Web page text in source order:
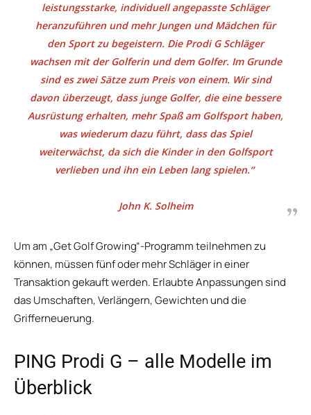
leistungsstarke, individuell angepasste Schläger
heranzuführen und mehr Jungen und Mädchen für
den Sport zu begeistern. Die Prodi G Schläger
wachsen mit der Golferin und dem Golfer. Im Grunde
sind es zwei Sätze zum Preis von einem. Wir sind
davon überzeugt, dass junge Golfer, die eine bessere
Ausrüstung erhalten, mehr Spaß am Golfsport haben,
was wiederum dazu führt, dass das Spiel
weiterwächst, da sich die Kinder in den Golfsport
verlieben und ihn ein Leben lang spielen.“
John K. Solheim
Um am „Get Golf Growing“-Programm teilnehmen zu
können, müssen fünf oder mehr Schläger in einer
Transaktion gekauft werden. Erlaubte Anpassungen sind
das Umschaften, Verlängern, Gewichten und die
Grifferneuerung.
PING Prodi G – alle Modelle im
Überblick